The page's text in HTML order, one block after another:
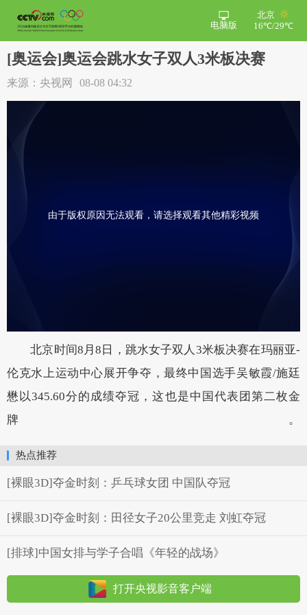
北京
16℃/29℃
电脑版
[奥运会]奥运会跳水女子双人3米板决赛
来源：央视网 08-08 04:32
由于版权原因无法观看，请选择观看其他精彩视频
北京时间8月8日，跳水女子双人3米板决赛在玛丽亚-
伦克水上运动中心展开争夺，最终中国选手吴敏霞/施廷
懋以345.60分的成绩夺冠，这也是中国代表团第二枚金
牌。
热点推荐
[裸眼3D]夺金时刻：乒乓球女团 中国队夺冠
[裸眼3D]夺金时刻：田径女子20公里竞走 刘虹夺冠
[排球]中国女排与学子合唱《年轻的战场》
打开央视影音客户端